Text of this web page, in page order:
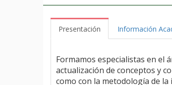
Presentación Información
Formamos especialistas en el
actualización de conceptos y
como con la metodología de la